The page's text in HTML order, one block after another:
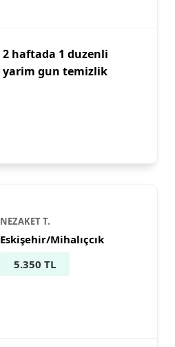
2 haftada 1 duzenli
yarim gun temizlik
NEZAKET T.
Eskişehir/Mihalıçcık
5.350 TL